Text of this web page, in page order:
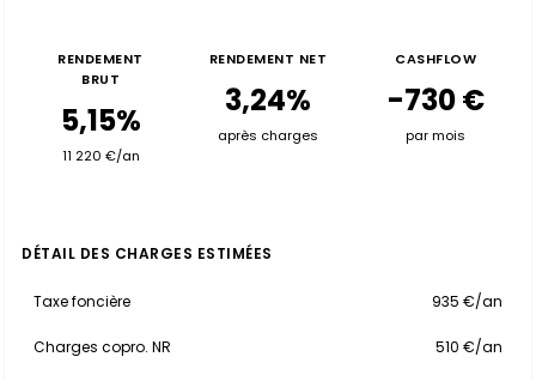
RENDEMENT
BRUT
5,15%
11 220 €/an
RENDEMENT NET
3,24%
après charges
CASHFLOW
-730 €
par mois
DÉTAIL DES CHARGES ESTIMÉES
Taxe foncière 935 €/an
Charges copro. NR 510 €/an